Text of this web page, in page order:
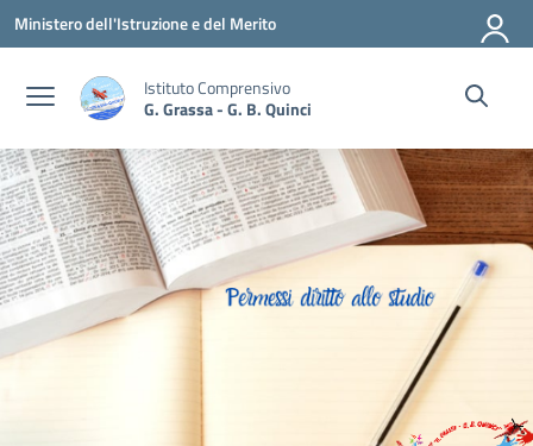
Vai ai contenuti
Vai al menu di navigazione
Vai al footer
Ministero dell'Istruzione e del Merito
Istituto Comprensivo
G. Grassa - G. B. Quinci